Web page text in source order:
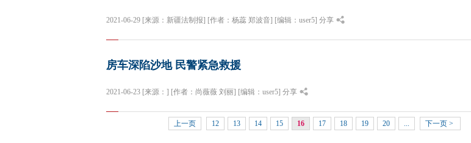
2021-06-29 [来源：新疆法制报] [作者：杨蕊 郑波音] [编辑：user5] 分享
房车深陷沙地 民警紧急救援
2021-06-23 [来源：] [作者：尚薇薇 刘丽] [编辑：user5] 分享
上一页 12 13 14 15 16 17 18 19 20 ... 下一页 >